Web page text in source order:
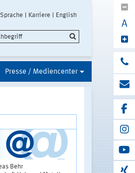
Karriere English
A
Presse / Mediencenter
Behr